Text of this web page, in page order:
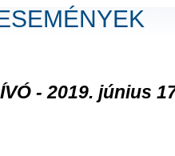
- 2019. június